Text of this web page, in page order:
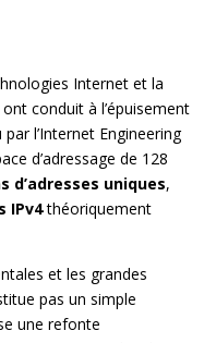
Internet et la
conduit à l’épuisement
par l’Internet Engineering
d’adressage de 128
d’adresses uniques,
IPv4théoriquement
et les grandes
pas un simple
une refonte